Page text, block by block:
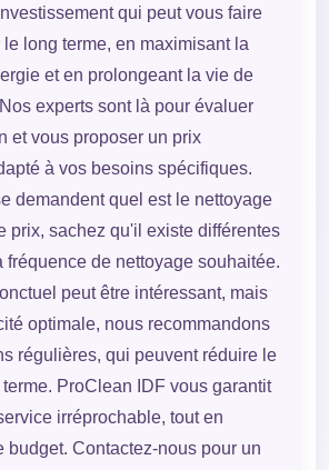
qui peut vous faire
long terme, en maximisant la
et en prolongeant la vie de
experts sont là pour évaluer
et vous proposer un prix
à vos besoins spécifiques.
demandent quel est le nettoyage
prix, sachez qu'il existe différentes
fréquence de nettoyage souhaitée.
peut être intéressant, mais
optimale, nous recommandons
régulières, qui peuvent réduire le
ProClean IDF vous garantit
irréprochable, tout en
budget. Contactez-nous pour un